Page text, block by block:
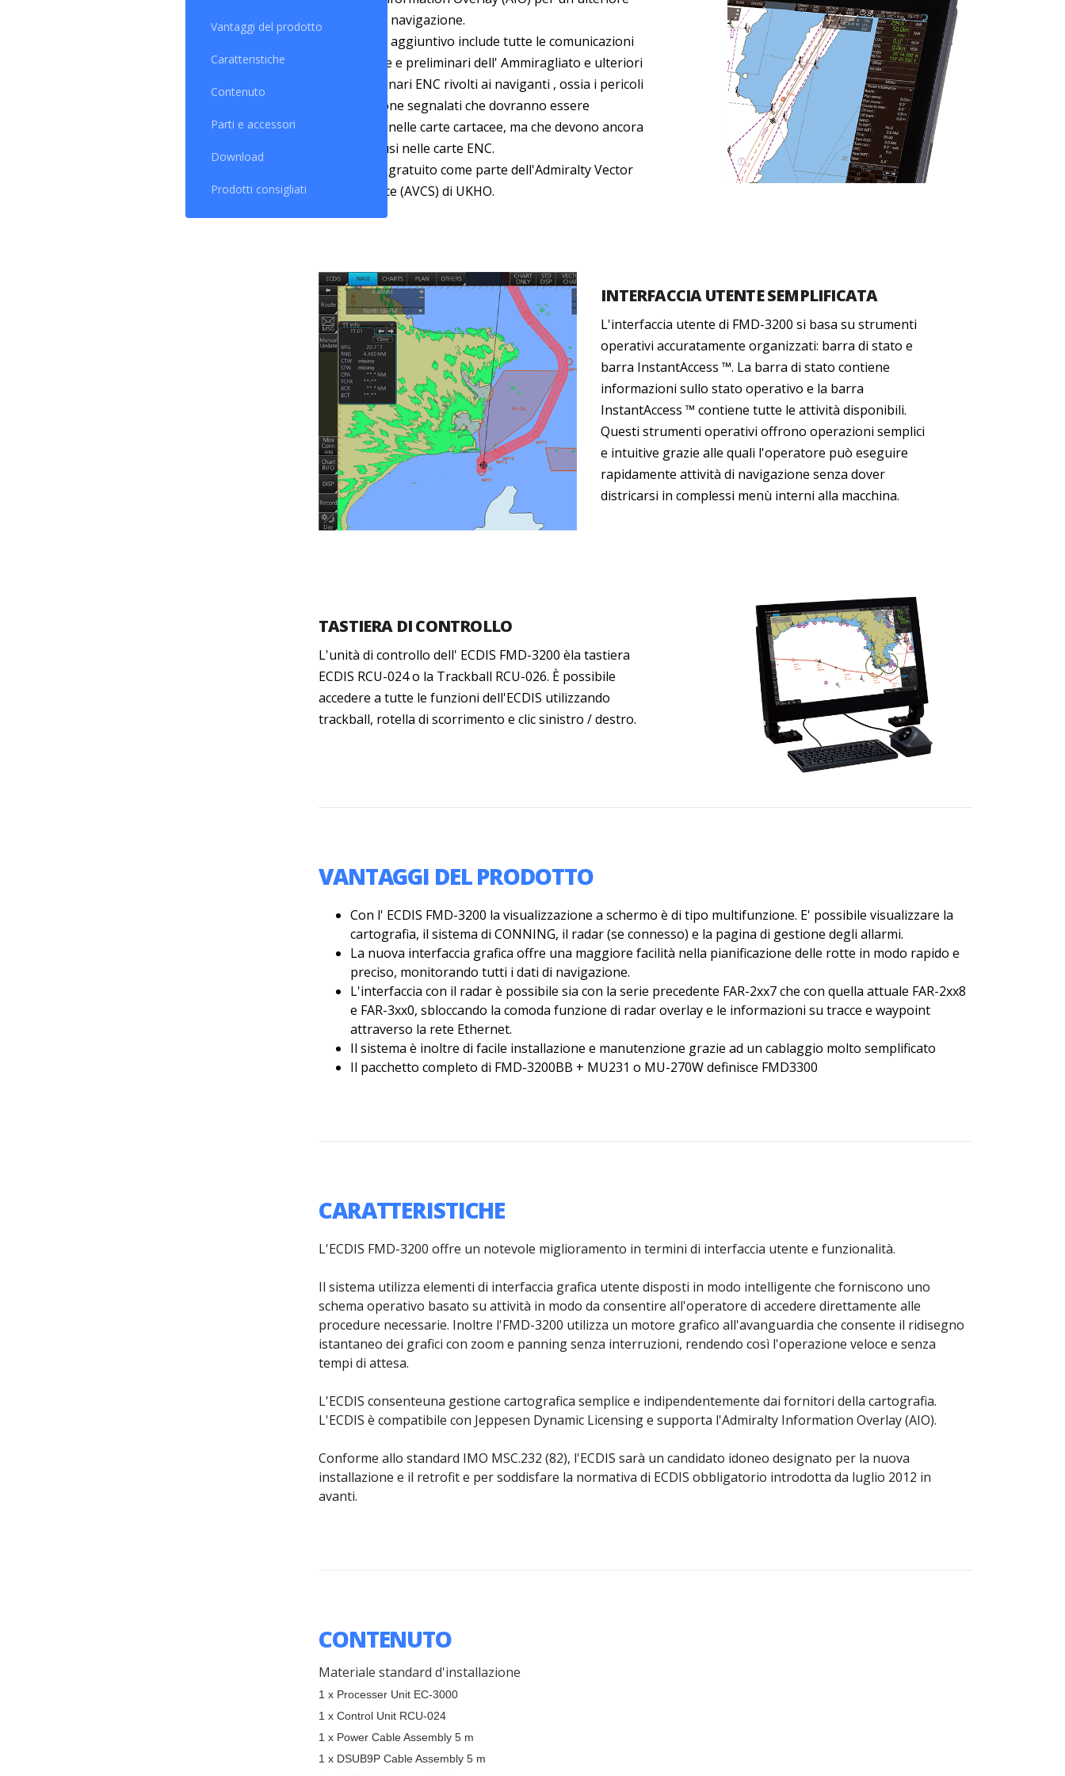
Vantaggi del prodotto
Caratteristiche
Contenuto
Parti e accessori
Download
Prodotti consigliati
sicurezza di navigazione.
Il livello AIO aggiuntivo include tutte le comunicazioni
temporanee e preliminari dell' Ammiragliato e ulteriori
avvisi prliminari ENC rivolti ai naviganti , ossia i pericoli
di navigazione segnalati che dovranno essere
incorporati nelle carte cartacee, ma che devono ancora
essere inclusi nelle carte ENC.
Il servizio è gratuito come parte dell'Admiralty Vector
Chart Service (AVCS) di UKHO.
INTERFACCIA UTENTE SEMPLIFICATA
L'interfaccia utente di FMD-3200 si basa su strumenti
operativi accuratamente organizzati: barra di stato e
barra InstantAccess ™. La barra di stato contiene
informazioni sullo stato operativo e la barra
InstantAccess ™ contiene tutte le attività disponibili.
Questi strumenti operativi offrono operazioni semplici
e intuitive grazie alle quali l'operatore può eseguire
rapidamente attività di navigazione senza dover
districarsi in complessi menù interni alla macchina.
TASTIERA DI CONTROLLO
L'unità di controllo dell' ECDIS FMD-3200 èla tastiera
ECDIS RCU-024 o la Trackball RCU-026. È possibile
accedere a tutte le funzioni dell'ECDIS utilizzando
trackball, rotella di scorrimento e clic sinistro / destro.
VANTAGGI DEL PRODOTTO
Con l' ECDIS FMD-3200 la visualizzazione a schermo è di tipo multifunzione. E' possibile visualizzare la
cartografia, il sistema di CONNING, il radar (se connesso) e la pagina di gestione degli allarmi.
La nuova interfaccia grafica offre una maggiore facilità nella pianificazione delle rotte in modo rapido e
preciso, monitorando tutti i dati di navigazione.
L'interfaccia con il radar è possibile sia con la serie precedente FAR-2xx7 che con quella attuale FAR-2xx8
e FAR-3xx0, sbloccando la comoda funzione di radar overlay e le informazioni su tracce e waypoint
attraverso la rete Ethernet.
Il sistema è inoltre di facile installazione e manutenzione grazie ad un cablaggio molto semplificato
Il pacchetto completo di FMD-3200BB + MU231 o MU-270W definisce FMD3300
CARATTERISTICHE
L'ECDIS FMD-3200 offre un notevole miglioramento in termini di interfaccia utente e funzionalità.
Il sistema utilizza elementi di interfaccia grafica utente disposti in modo intelligente che forniscono uno
schema operativo basato su attività in modo da consentire all'operatore di accedere direttamente alle
procedure necessarie. Inoltre l'FMD-3200 utilizza un motore grafico all'avanguardia che consente il ridisegno
istantaneo dei grafici con zoom e panning senza interruzioni, rendendo così l'operazione veloce e senza
tempi di attesa.
L'ECDIS consenteuna gestione cartografica semplice e indipendentemente dai fornitori della cartografia.
L'ECDIS è compatibile con Jeppesen Dynamic Licensing e supporta l'Admiralty Information Overlay (AIO).
Conforme allo standard IMO MSC.232 (82), l'ECDIS sarà un candidato idoneo designato per la nuova
installazione e il retrofit e per soddisfare la normativa di ECDIS obbligatorio introdotta da luglio 2012 in
avanti.
CONTENUTO
Materiale standard d'installazione
1 x Processer Unit EC-3000
1 x Control Unit RCU-024
1 x Power Cable Assembly 5 m
1 x DSUB9P Cable Assembly 5 m